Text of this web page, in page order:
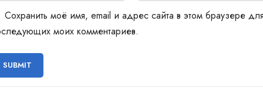
Сохранить моё имя, email и адрес сайта в этом браузере
моих комментариев.